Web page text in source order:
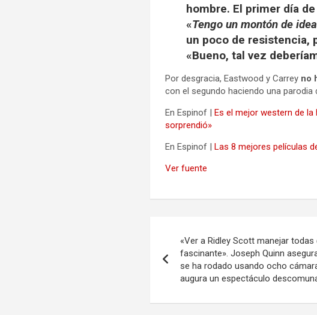
hombre. El primer día
«Tengo un montón de
un poco de resistencia,
«Bueno, tal vez
Por desgracia, Eastwood y Carrey no
con el segundo haciendo una parodia
En Espinof |Es el mejor western de
sorprendió»
En Espinof |Las 8 mejores películas
Ver fuente
de
entradas
«Ver a Ridley Scott manejar
fascinante». Joseph Quinn
se ha rodado usando ocho
augura un espectáculo